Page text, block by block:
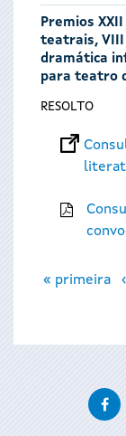
Premios
teatrais,
dramática
para teatro
RESOLTO
Páxinas
« primeira